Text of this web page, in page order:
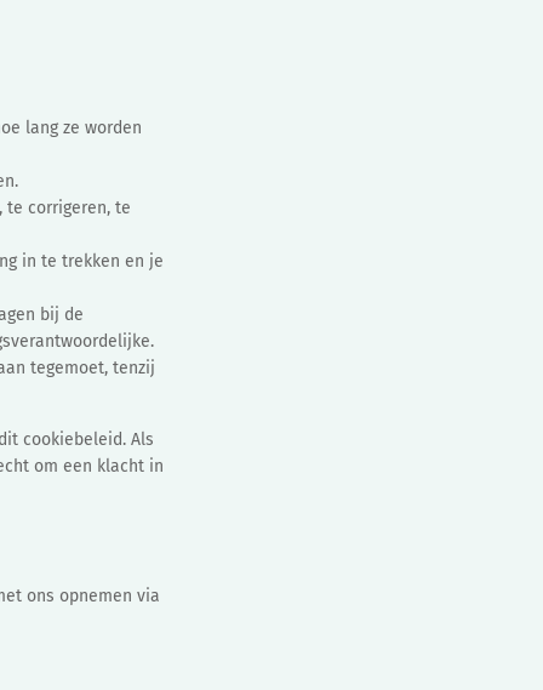
lang ze worden
te corrigeren, te
in te trekken en je
bij de
tegemoet, tenzij
cookiebeleid. Als
om een klacht in
ons opnemen via